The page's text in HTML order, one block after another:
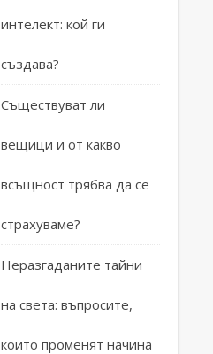
интелект: кой ги
създава?
Съществуват ли
вещици и от какво
всъщност трябва да се
страхуваме?
Неразгаданите тайни
на света: въпросите,
които променят начина